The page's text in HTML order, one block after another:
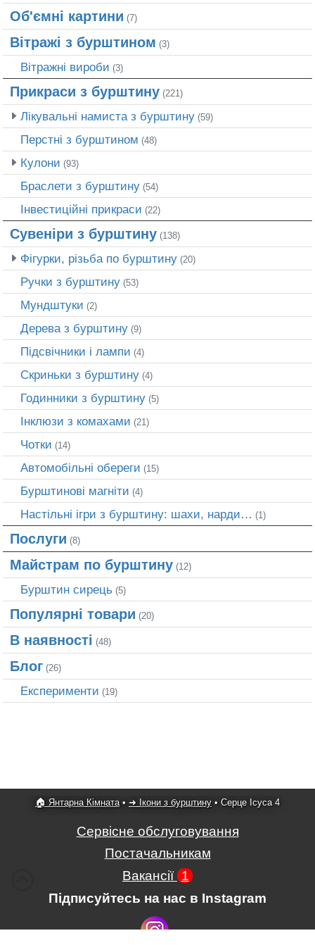
Об'ємні картини (7)
Вітражі з бурштином (3)
Вітражні вироби (3)
Прикраси з бурштину (221)
Лікувальні намиста з бурштину (59)
Перстні з бурштином (48)
Кулони (93)
Браслети з бурштину (54)
Інвестиційні прикраси (22)
Сувеніри з бурштину (138)
Фігурки, різьба по бурштину (20)
Ручки з бурштину (53)
Мундштуки (2)
Дерева з бурштину (9)
Підсвічники і лампи (4)
Скриньки з бурштину (4)
Годинники з бурштину (5)
Інклюзи з комахами (21)
Чотки (14)
Автомобільні обереги (15)
Бурштинові магніти (4)
Настільні ігри з бурштину: шахи, нарди… (1)
Послуги (8)
Майстрам по бурштину (12)
Бурштин сирець (5)
Популярні товари (20)
В наявності (48)
Блог (26)
Експерименти (19)
🏠 Янтарна Кімната• ➜ Ікони з бурштину • Серце Ісуса 4
Сервісне обслуговування
Постачальникам
Вакансії 1
Підписуйтесь на нас в Instagram